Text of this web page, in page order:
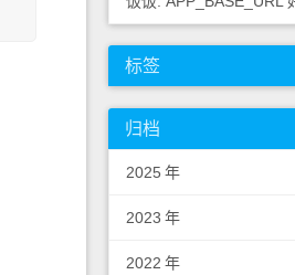
标签
归档
2025 年
2023 年
2022 年